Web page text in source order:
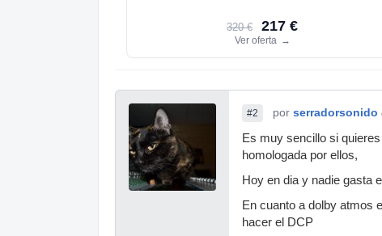
320 € 217 €
Ver oferta →
#2 por serradorsonido
Es muy sencillo si
homologada por ellos,
Hoy en dia y nadie gasta
En cuanto a dolby atmos
hacer el DCP